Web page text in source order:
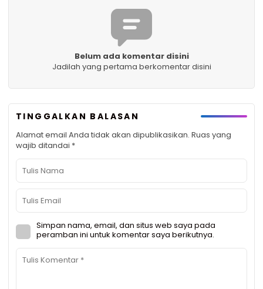
Belum ada komentar disini
Jadilah yang pertama berkomentar disini
TINGGALKAN BALASAN
Alamat email Anda tidak akan dipublikasikan. Ruas yang
wajib ditandai *
Simpan nama, email, dan situs web saya pada
peramban ini untuk komentar saya berikutnya.